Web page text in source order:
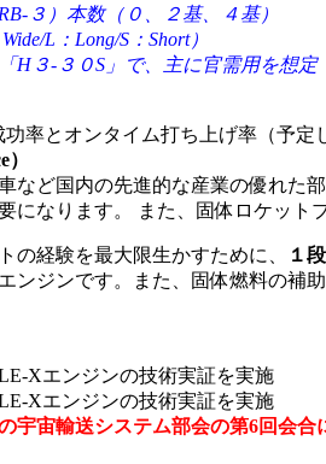
３）本数（０、２基、４基）
L：Long/S：Short）
H３-３０S」で、主に官需用を想定
率とオンタイム打ち上げ率（予
など国内の先進的な産業の優れた
になります。 また、固体ロケット
経験を最大限生かすために、 １
ンジンです。また、固体燃料の補
Xエンジンの技術実証を実施
Xエンジンの技術実証を実施
宇宙輸送システム部会の第6回会合